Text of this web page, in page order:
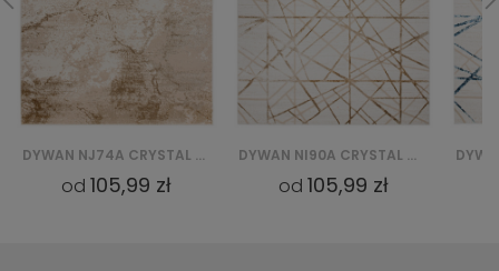
DYWAN NI90A CRYSTAL GYU - BEŻOWY
od 105,99 zł
DYWAN NI90A CRYSTAL GYU - NIEBIESKI
od 105,99 zł